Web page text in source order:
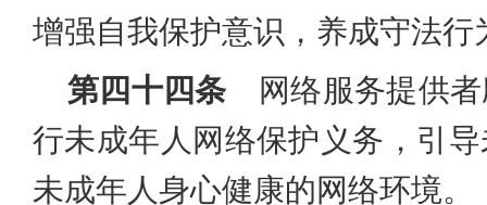
增强自我保护意识，养成守法行
第四十四条 网络服务提供者
行未成年人网络保护义务，引
未成年人身心健康的网络环境。